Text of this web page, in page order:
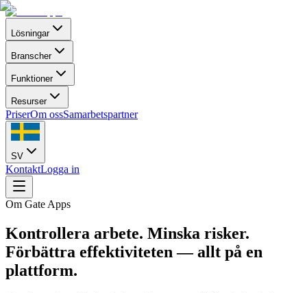
Lösningar
Branscher
Funktioner
Resurser
PriserOm ossSamarbetspartner
SV
KontaktLogga in
Om Gate Apps
Kontrollera arbete. Minska risker.
Förbättra effektiviteten — allt på en
plattform.